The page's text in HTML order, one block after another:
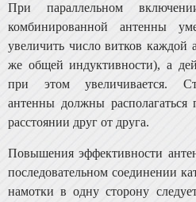
При параллельном
комбинированной антенны
увеличить число витков
же общей индуктивности), а
при этом увеличивается.
антенны должны располагаться
расстоянии друг от друга.
Повышения эффективности
последовательном соединении
намотки в одну сторону